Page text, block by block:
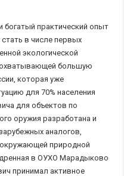
богатый практический опыт
в числе первых
экологической
большую
которая уже
для 70% населения
для объектов по
оружия разработана и
аналогов,
окружающей природной
в ОУХО Марадыково
принимал активное